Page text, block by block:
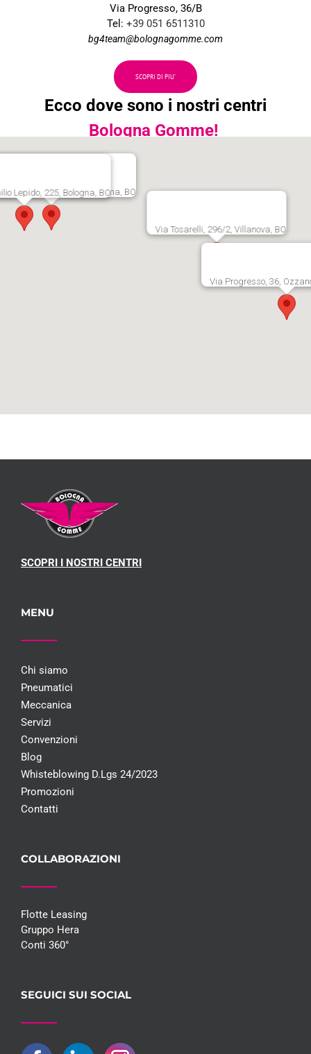
Via Progresso, 36/B
Tel: +39 051 6511310
bg4team@bolognagomme.com
SCOPRI DI PIU’
Ecco dove sono i nostri centri
Bologna Gomme!
Vecchia, 20, Bologna, BO
Lepido, 225, Bologna, BO
Via Tosarelli, 296/2, Villanova, BO
Via Progresso, 36,
SCOPRI I NOSTRI CENTRI
MENU
Chi siamo
Pneumatici
Meccanica
Servizi
Convenzioni
Blog
Whisteblowing D.Lgs 24/2023
Promozioni
Contatti
COLLABORAZIONI
Flotte Leasing
Gruppo Hera
Conti 360°
SEGUICI SUI SOCIAL